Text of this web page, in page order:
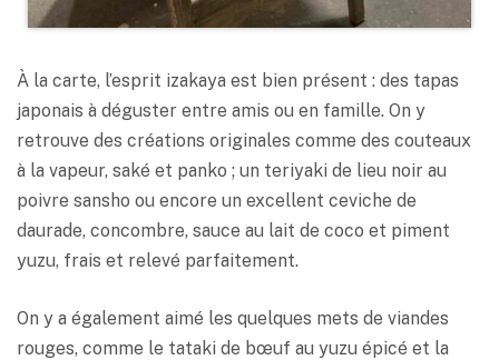
À la carte, l’esprit izakaya est bien présent : des tapas
japonais à déguster entre amis ou en famille. On y
retrouve des créations originales comme des couteaux
à la vapeur, saké et panko ; un teriyaki de lieu noir au
poivre sansho ou encore un excellent ceviche de
daurade, concombre, sauce au lait de coco et piment
yuzu, frais et relevé parfaitement.
On y a également aimé les quelques mets de viandes
rouges, comme le tataki de bœuf au yuzu épicé et la